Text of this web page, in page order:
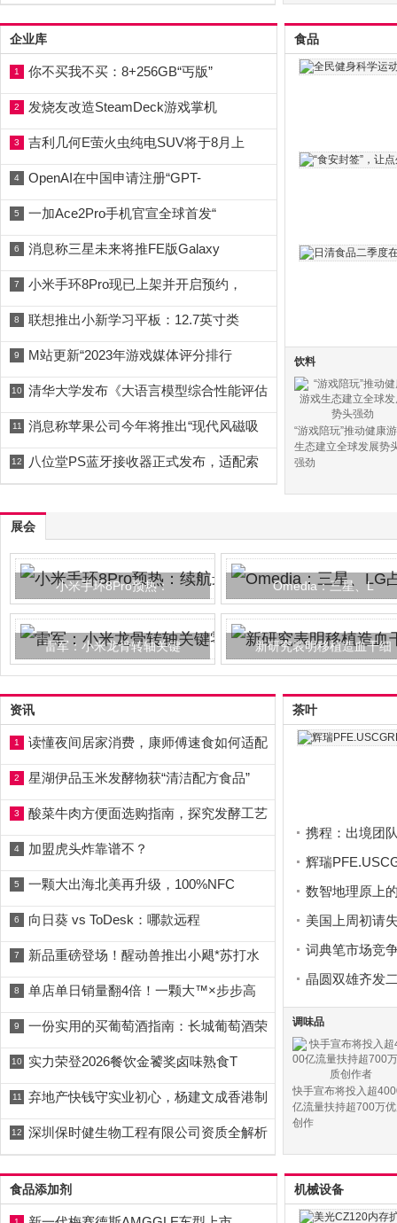
企业库
1 你不买我不买：8+256GB“丐版”
2 发烧友改造SteamDeck游戏掌机
3 吉利几何E萤火虫纯电SUV将于8月上
4 OpenAI在中国申请注册“GPT-
5 一加Ace2Pro手机官宣全球首发“
6 消息称三星未来将推FE版Galaxy
7 小米手环8Pro现已上架并开启预约，
8 联想推出小新学习平板：12.7英寸类
9 M站更新“2023年游戏媒体评分排行
10 清华大学发布《大语言模型综合性能评估
11 消息称苹果公司今年将推出“现代风磁吸
12 八位堂PS蓝牙接收器正式发布，适配索
食品
饮料
“游戏陪玩”推动健康
生态建立全球发展势
强劲
展会
小米手环8Pro预热： Omedia：三星、L
雷军：小米龙骨转轴关键 新研究表明移植造血干细
资讯
1 读懂夜间居家消费，康师傅速食如何适配
2 星湖伊品玉米发酵物获“清洁配方食品”
3 酸菜牛肉方便面选购指南，探究发酵工艺
4 加盟虎头炸靠谱不？
5 一颗大出海北美再升级，100%NFC
6 向日葵 vs ToDesk：哪款远程
7 新品重磅登场！醒动兽推出小飓*苏打水
8 单店单日销量翻4倍！一颗大™×步步高
9 一份实用的买葡萄酒指南：长城葡萄酒荣
10 实力荣登2026餐饮金饕奖卤味熟食T
11 弃地产快钱守实业初心，杨建文成香港制
12 深圳保时健生物工程有限公司资质全解析
茶叶
携程：出境团
辉瑞
数智地理原上
美国上周初请
词典笔市场竞
晶圆双雄齐发
调味品
快手宣布将投入超
亿流量扶持超700万
创作
食品添加剂 机械设备